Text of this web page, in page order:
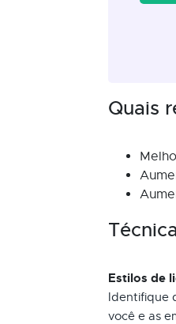
Quais
Estilos de
Identifique
você e as